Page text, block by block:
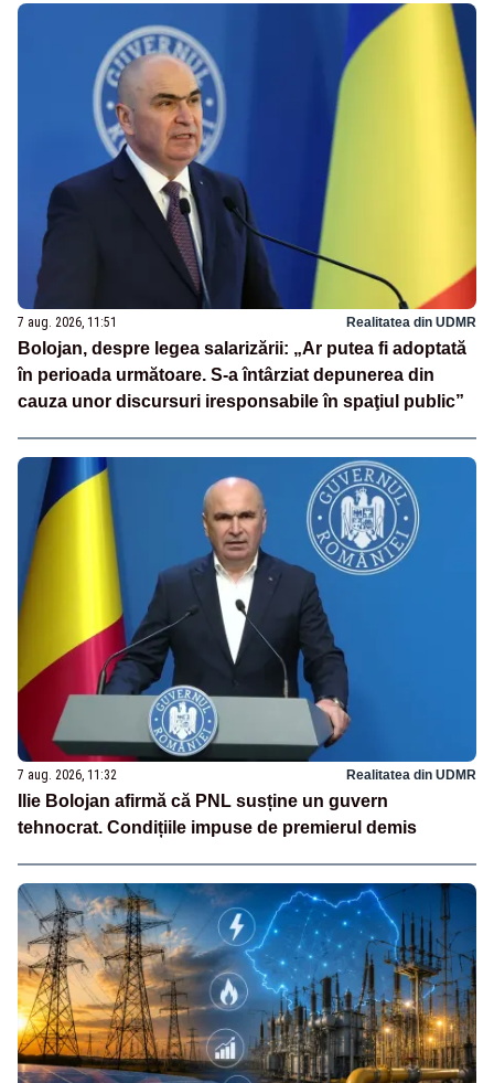
7 aug. 2026, 11:51 Realitatea din UDMR
Bolojan, despre legea salarizării: „Ar putea fi adoptată
în perioada următoare. S-a întârziat depunerea din
cauza unor discursuri iresponsabile în spaţiul public”
7 aug. 2026, 11:32 Realitatea din UDMR
Ilie Bolojan afirmă că PNL susține un guvern
tehnocrat. Condițiile impuse de premierul demis